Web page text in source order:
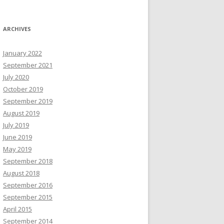
ARCHIVES
January 2022
September 2021
July 2020
October 2019
September 2019
August 2019
July 2019
June 2019
May 2019
September 2018
August 2018
September 2016
September 2015
April 2015
September 2014